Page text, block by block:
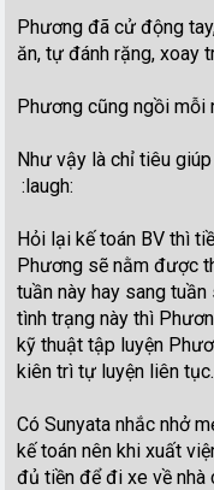
Phương đã cử động
ăn, tự đánh rặng, xoay
Phương cũng ngồi mỗi
Như vậy là chỉ tiêu
:laugh:
Hỏi lại kế toán BV thì
Phương sẽ nằm được
tuần này hay sang
tình trạng này thì
kỹ thuật tập luyện
kiên trì tự luyện liên
Có Sunyata nhắc nhở
kế toán nên khi xuất
đủ tiền để đi xe về nhà